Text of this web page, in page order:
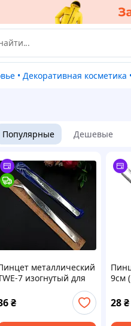
• Декоративная косметика
Популярные Дешевые
металлический
7 изогнутый для
рукоделия, размер 14,5
₴
9см
28₴